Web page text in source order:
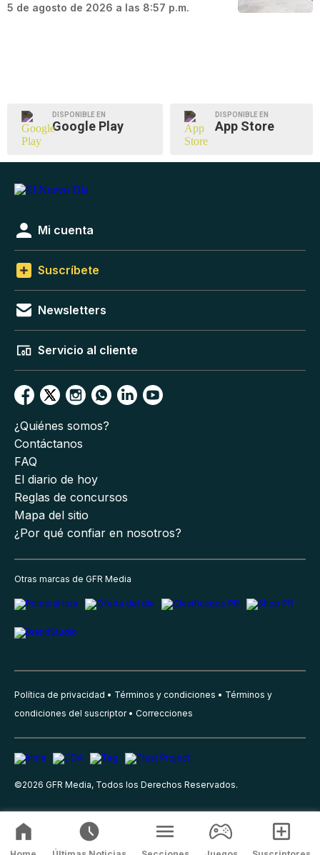
5 de agosto de 2026 a las 8:57 p.m.
DISPONIBLE EN
Google Play
DISPONIBLE EN
App Store
Mi cuenta
Suscríbete
Newsletters
Servicio al cliente
¿Quiénes somos?
Contáctanos
FAQ
El diario de hoy
Reglas de concursos
Mapa del sitio
¿Por qué confiar en nosotros?
Otras marcas de GFR Media
Política de privacidad Términos y condiciones
Términos y
condiciones del suscriptor
Correcciones
©2026 GFR Media, Todos los Derechos Reservados.